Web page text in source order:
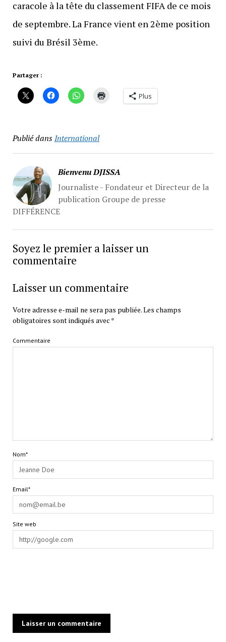
caracole à la tête du classement FIFA de ce mois
de septembre. La France vient en 2ème position
suivi du Brésil 3ème.
Partager :
Plus
Publié dansInternational
Bienvenu DJISSA
Journaliste - Fondateur et Directeur de la
publication Groupe de presse
DIFFÉRENCE
Soyez le premier a laisser un
commentaire
Laisser un commentaire
Votre adresse e-mail ne sera pas publiée.Les champs
obligatoires sont indiqués avec *
Commentaire
Nom*
Email*
Site web